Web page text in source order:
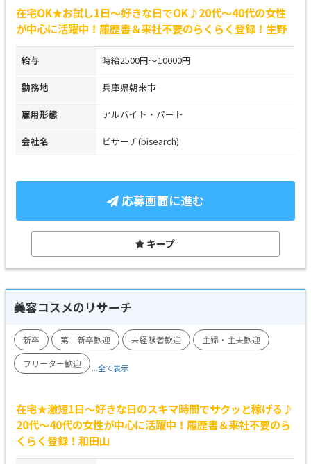
在宅OK★お試し1日～好きな日でOK♪20代～40代の女性
が中心に活躍中！履歴書＆来社不要のらくらく登録！生野
給与 時給2500円～10000円
勤務地 兵庫県朝来市
雇用形態 アルバイト・パート
会社名 ビサーチ(bisearch)
応募画面に進む
キープ
美容コスメのリサーチ
新卒 第二新卒歓迎 未経験者歓迎
主婦・主夫歓迎
フリーター歓迎
...全て表示
在宅★激短1日～好きな日のスキマ時間でサクッと稼げる♪
20代～40代の女性が中心に活躍中！履歴書＆来社不要のら
くらく登録！和田山